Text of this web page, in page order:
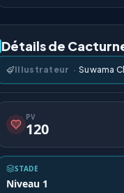
Détails de
Illustrateur · Suwama
PV
120
STADE
Niveau 1